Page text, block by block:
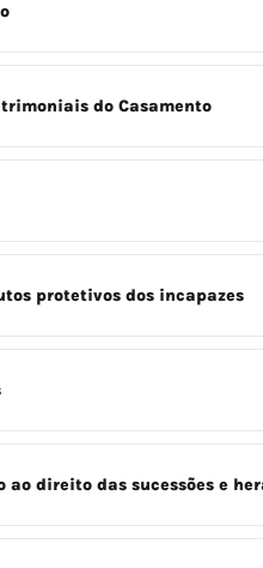
do Casamento
protetivos dos incapazes
ao direito das sucessões e